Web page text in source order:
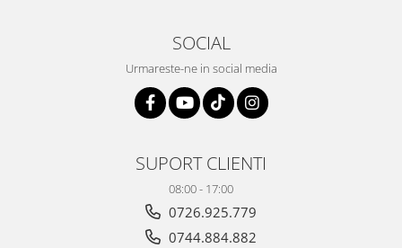
SOCIAL
Urmareste-ne in social media
SUPORT CLIENTI
08:00 - 17:00
0726.925.779
0744.884.882